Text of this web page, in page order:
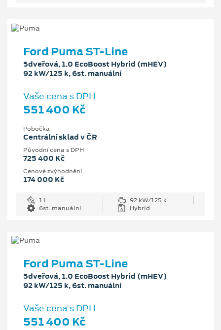
Ford Puma ST-Line
5dveřová, 1.0 EcoBoost Hybrid (mHEV)
92 kW/125 k, 6st. manuální
Vaše cena s DPH
551 400 Kč
Pobočka
Centrální sklad v ČR
Původní cena s DPH
725 400 Kč
Cenové zvýhodnění
174 000 Kč
1 l
92 kW/125 k
6st. manuální
Hybrid
Ford Puma ST-Line
5dveřová, 1.0 EcoBoost Hybrid (mHEV)
92 kW/125 k, 6st. manuální
Vaše cena s DPH
551 400 Kč